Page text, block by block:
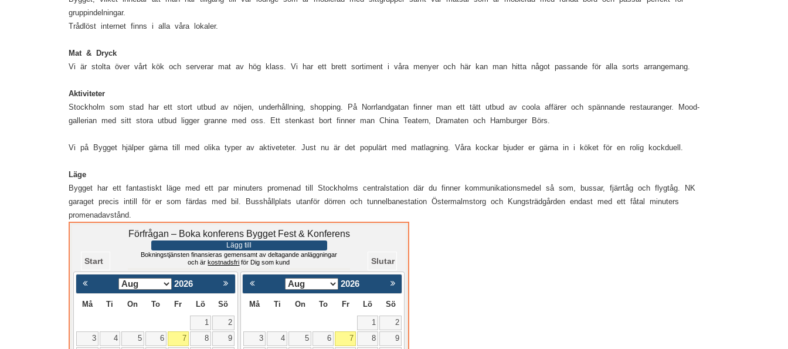
gruppindelningar.
Trådlöst internet finns i alla våra lokaler.
Mat & Dryck
Vi är stolta över vårt kök och serverar mat av hög klass. Vi har ett brett sortiment i våra menyer och här kan man hitta något passande för alla sorts arrangemang.
Aktiviteter
Stockholm som stad har ett stort utbud av nöjen, underhållning, shopping. På Norrlandgatan finner man ett tätt utbud av coola affärer och spännande restauranger. Mood-
gallerian med sitt stora utbud ligger granne med oss. Ett stenkast bort finner man China Teatern, Dramaten och Hamburger Börs.
Vi på Bygget hjälper gärna till med olika typer av aktiveteter. Just nu är det populärt med matlagning. Våra kockar bjuder er gärna in i köket för en rolig kockduell.
Läge
Bygget har ett fantastiskt läge med ett par minuters promenad till Stockholms centralstation där du finner kommunikationsmedel så som, bussar, fjärrtåg och flygtåg. NK
garaget precis intill för er som färdas med bil. Busshållplats utanför dörren och tunnelbanestation Östermalmstorg och Kungsträdgården endast med ett fåtal minuters
promenadavstånd.
Förfrågan – Boka konferens Bygget Fest & Konferens
Lägg till
Start
Bokningstjänsten finansieras gemensamt av deltagande anläggningar
och ärkostnadsfri för Dig som kund Slutar
2026
Må Ti On To Fr Lö Sö
1
2
3
4 5 6 7 8
9
< Föregående Nästa >
2026
Må Ti On To Fr Lö Sö
1
2
3
4 5 6 7 8
9